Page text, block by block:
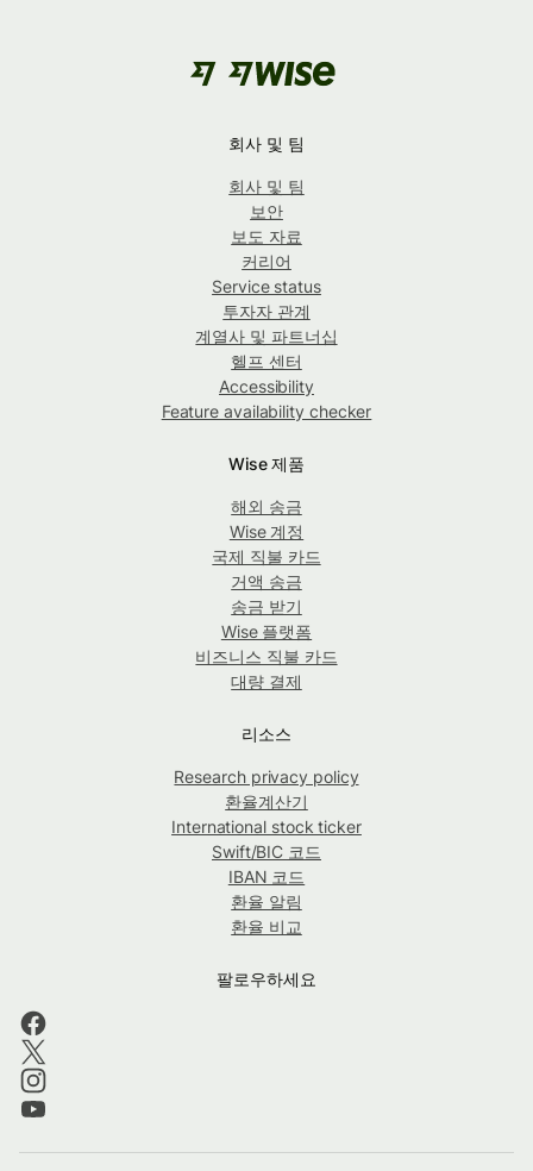
회사 및 팀
회사 및 팀
보안
보도 자료
커리어
Service status
투자자 관계
계열사 및 파트너십
헬프 센터
Accessibility
Feature availability checker
Wise 제품
해외 송금
Wise 계정
국제 직불 카드
거액 송금
송금 받기
Wise 플랫폼
비즈니스 직불 카드
대량 결제
리소스
Research privacy policy
환율계산기
International stock ticker
Swift/BIC 코드
IBAN 코드
환율 알림
환율 비교
팔로우하세요